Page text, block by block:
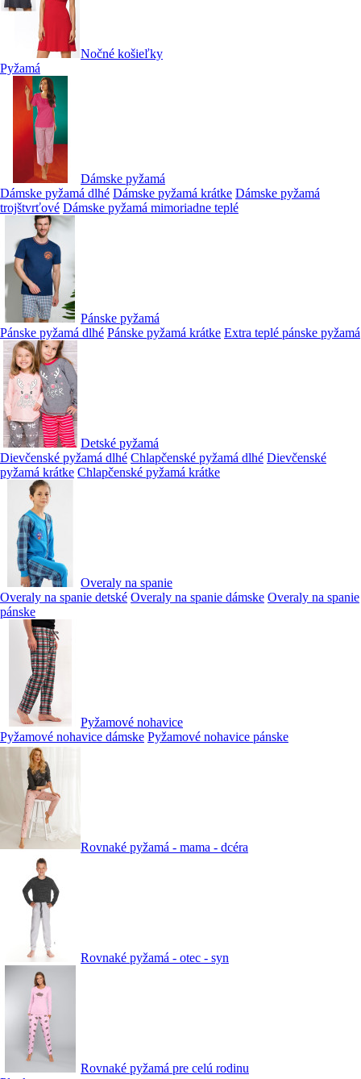
Nočné košieľky
Pyžamá
Dámske pyžamá
Dámske pyžamá dlhé Dámske pyžamá krátke Dámske pyžamá
trojštvrťové Dámske pyžamá mimoriadne teplé
Pánske pyžamá
Pánske pyžamá dlhé Pánske pyžamá krátke Extra teplé pánske pyžamá
Detské pyžamá
Dievčenské pyžamá dlhé Chlapčenské pyžamá dlhé Dievčenské
pyžamá krátke Chlapčenské pyžamá krátke
Overaly na spanie
Overaly na spanie detské Overaly na spanie dámske Overaly na spanie
pánske
Pyžamové nohavice
Pyžamové nohavice dámske Pyžamové nohavice pánske
Rovnaké pyžamá - mama - dcéra
Rovnaké pyžamá - otec - syn
Rovnaké pyžamá pre celú rodinu